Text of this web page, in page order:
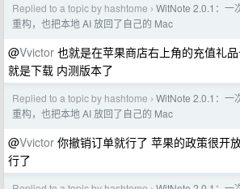
Replied to a topic by hashtome › WitNote 2.0.1：一
重构，也把本地 AI 放回了自己的 Mac
@Vvictor 也就是在苹果商店右上角的充值礼
就是下载 内测版本了
Replied to a topic by hashtome › WitNote 2.0.1：一
重构，也把本地 AI 放回了自己的 Mac
@Vvictor 你撤销订单就行了 苹果的政策很开
行了